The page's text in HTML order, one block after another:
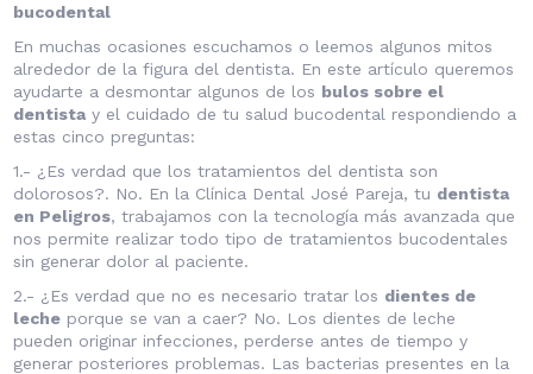
bucodental
En muchas ocasiones escuchamos o leemos algunos mitos
alrededor de la figura del dentista. En este artículo queremos
ayudarte a desmontar algunos de los bulos sobre el
dentista y el cuidado de tu salud bucodental respondiendo a
estas cinco preguntas:
1.- ¿Es verdad que los tratamientos del dentista son
dolorosos?. No. En la Clínica Dental José Pareja, tu dentista
en Peligros, trabajamos con la tecnología más avanzada que
nos permite realizar todo tipo de tratamientos bucodentales
sin generar dolor al paciente.
2.- ¿Es verdad que no es necesario tratar los dientes de
leche porque se van a caer? No. Los dientes de leche
pueden originar infecciones, perderse antes de tiempo y
generar posteriores problemas. Las bacterias presentes en la